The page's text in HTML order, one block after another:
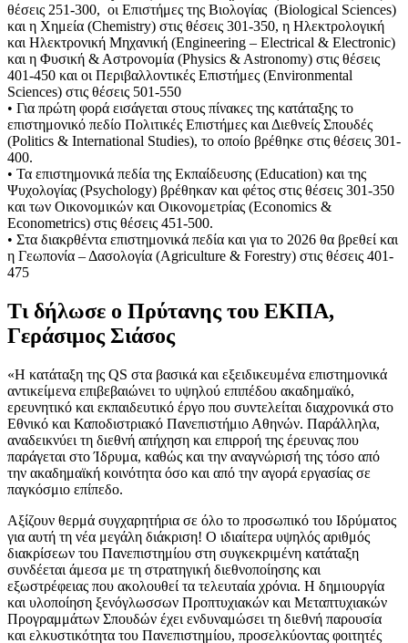
θέσεις 251-300, οι Επιστήμες της Βιολογίας (Biological Sciences)
και η Χημεία (Chemistry) στις θέσεις 301-350, η Ηλεκτρολογική
και Ηλεκτρονική Μηχανική (Engineering – Electrical & Electronic)
και η Φυσική & Αστρονομία (Physics & Astronomy) στις θέσεις
401-450 και οι Περιβαλλοντικές Επιστήμες (Environmental
Sciences) στις θέσεις 501-550
• Για πρώτη φορά εισάγεται στους πίνακες της κατάταξης το
επιστημονικό πεδίο Πολιτικές Επιστήμες και Διεθνείς Σπουδές
(Politics & International Studies), το οποίο βρέθηκε στις θέσεις 301-
400.
• Τα επιστημονικά πεδία της Εκπαίδευσης (Education) και της
Ψυχολογίας (Psychology) βρέθηκαν και φέτος στις θέσεις 301-350
και των Οικονομικών και Οικονομετρίας (Economics &
Econometrics) στις θέσεις 451-500.
• Στα διακρθέντα επιστημονικά πεδία και για το 2026 θα βρεθεί και
η Γεωπονία – Δασολογία (Agriculture & Forestry) στις θέσεις 401-
475
Τι δήλωσε ο Πρύτανης του ΕΚΠΑ,
Γεράσιμος Σιάσος
«Η κατάταξη της QS στα βασικά και εξειδικευμένα επιστημονικά
αντικείμενα επιβεβαιώνει το υψηλού επιπέδου ακαδημαϊκό,
ερευνητικό και εκπαιδευτικό έργο που συντελείται διαχρονικά στο
Εθνικό και Καποδιστριακό Πανεπιστήμιο Αθηνών. Παράλληλα,
αναδεικνύει τη διεθνή απήχηση και επιρροή της έρευνας που
παράγεται στο Ίδρυμα, καθώς και την αναγνώρισή της τόσο από
την ακαδημαϊκή κοινότητα όσο και από την αγορά εργασίας σε
παγκόσμιο επίπεδο.
Αξίζουν θερμά συγχαρητήρια σε όλο το προσωπικό του Ιδρύματος
για αυτή τη νέα μεγάλη διάκριση! Ο ιδιαίτερα υψηλός αριθμός
διακρίσεων του Πανεπιστημίου στη συγκεκριμένη κατάταξη
συνδέεται άμεσα με τη στρατηγική διεθνοποίησης και
εξωστρέφειας που ακολουθεί τα τελευταία χρόνια. Η δημιουργία
και υλοποίηση ξενόγλωσσων Προπτυχιακών και Μεταπτυχιακών
Προγραμμάτων Σπουδών έχει ενδυναμώσει τη διεθνή παρουσία
και ελκυστικότητα του Πανεπιστημίου, προσελκύοντας φοιτητές